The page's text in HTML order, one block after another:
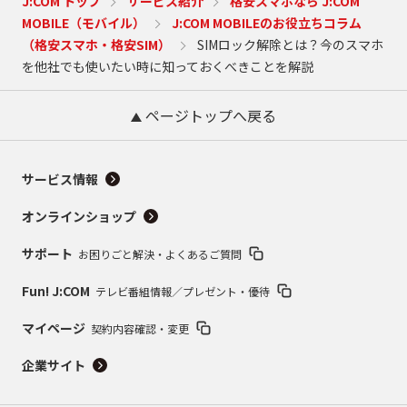
MOBILE（モバイル）
J:COM MOBILEのお役立ちコラム
（格安スマホ・格安SIM）
SIMロック解除とは？今のスマホ
を他社でも使いたい時に知っておくべきことを解説
ページトップへ戻る
サービス情報
オンラインショップ
サポート お困りごと解決・よくあるご質問
Fun! J:COM テレビ番組情報／プレゼント・優待
マイページ 契約内容確認・変更
企業サイト